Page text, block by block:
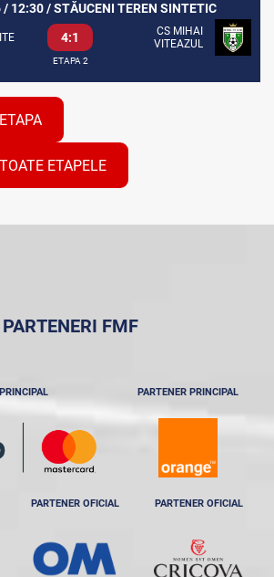
12:30 / STĂUCENI TEREN SINTETIC
4:1
CS MIHAI
VITEAZUL
ETAPA 2
ETAPELE
PARTENERI FMF
PARTENER PRINCIPAL
PARTENER OFICIAL PARTENER OFICIAL